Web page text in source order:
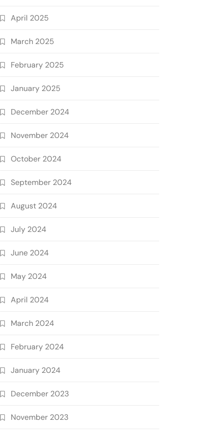
April 2025
March 2025
February 2025
January 2025
December 2024
November 2024
October 2024
September 2024
August 2024
July 2024
June 2024
May 2024
April 2024
March 2024
February 2024
January 2024
December 2023
November 2023